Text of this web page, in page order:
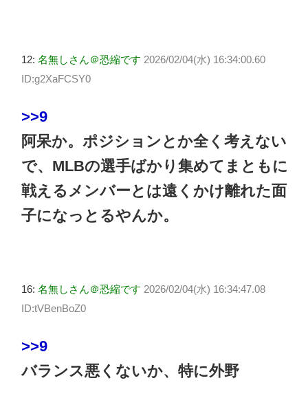
12: 名無しさん＠恐縮です 2026/02/04(水) 16:34:00.60
ID:g2XaFCSY0
>>9
阿呆か。ポジションとか全く考えない
で、MLBの選手ばかり集めてまともに
戦えるメンバーとは遠くかけ離れた面
子になっとるやんか。
16: 名無しさん＠恐縮です 2026/02/04(水) 16:34:47.08
ID:tVBenBoZ0
>>9
バランス悪くないか、特に外野